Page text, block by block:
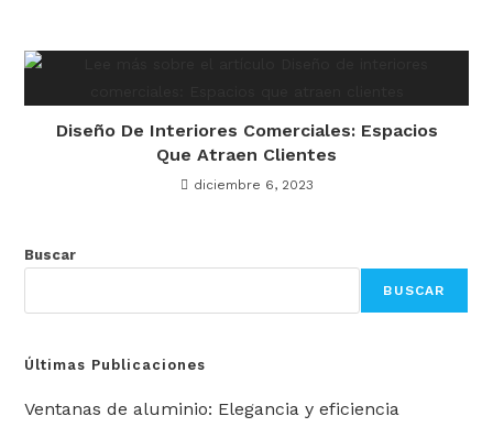
Diseño De Interiores Comerciales: Espacios
Que Atraen Clientes
diciembre 6, 2023
Buscar
BUSCAR
Últimas Publicaciones
Ventanas de aluminio: Elegancia y eficiencia